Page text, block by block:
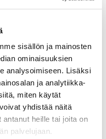
sisällön ja mainosten
ominaisuuksien
analysoimiseen. Lisäksi
ja analytiikka-
miten käytät
yhdistää näitä
heille tai joita on
palvelujaan.
PEACH B
hemmottelee
Yksityiskohtana